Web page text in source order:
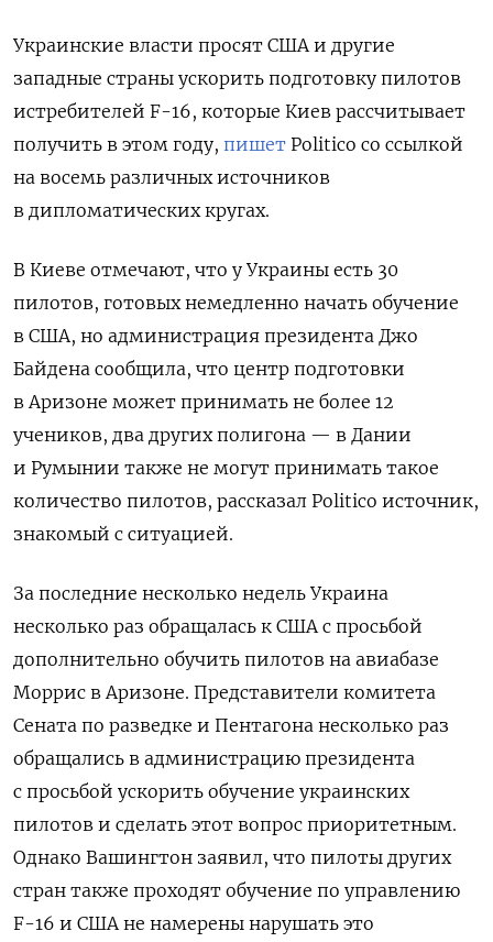
Украинские власти просят США и другие
западные страны ускорить подготовку пилотов
истребителей F-16, которые Киев рассчитывает
получить в этом году, пишет Politico со ссылкой
на восемь различных источников
в дипломатических кругах.
В Киеве отмечают, что у Украины есть 30
пилотов, готовых немедленно начать обучение
в США, но администрация президента Джо
Байдена сообщила, что центр подготовки
в Аризоне может принимать не более 12
учеников, два других полигона — в Дании
и Румынии также не могут принимать такое
количество пилотов, рассказал Politico источник,
знакомый с ситуацией.
За последние несколько недель Украина
несколько раз обращалась к США с просьбой
дополнительно обучить пилотов на авиабазе
Моррис в Аризоне. Представители комитета
Сената по разведке и Пентагона несколько раз
обращались в администрацию президента
с просьбой ускорить обучение украинских
пилотов и сделать этот вопрос приоритетным.
Однако Вашингтон заявил, что пилоты других
стран также проходят обучение по управлению
F-16 и США не намерены нарушать это